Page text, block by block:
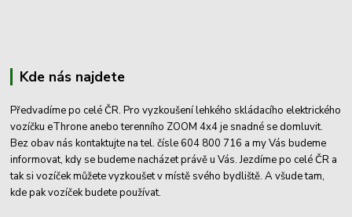
Kde nás najdete
Předvadíme po celé ČR. Pro vyzkoušení lehkého skládacího elektrického
vozíčku eThrone anebo terenního ZOOM 4x4 je snadné se domluvit.
Bez obav nás kontaktujte na tel. čísle 604 800 716 a my Vás budeme
informovat, kdy se budeme nacházet právě u Vás. Jezdíme po celé ČR a
tak si vozíček můžete vyzkoušet v místě svého bydliště. A všude tam,
kde pak vozíček budete používat.